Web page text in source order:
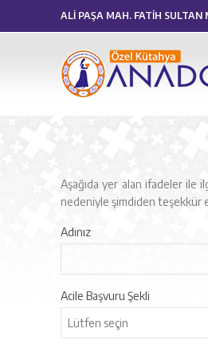
ALİ PAŞA MAH. FATİH
Aşağıda yer alan ifadeler ile
nedeniyle şimdiden teşekkür
Adınız
Acile Başvuru Şekli